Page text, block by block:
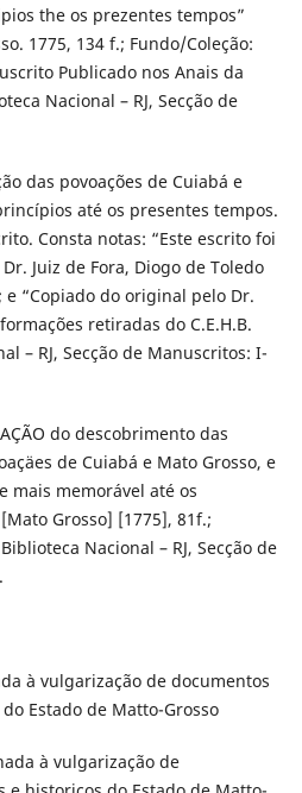
the os prezentes tempos”
1775, 134 f.; Fundo/Coleção:
Publicado nos Anais da
Nacional – RJ, Secção de
das povoações de Cuiabá e
até os presentes tempos.
Consta notas: “Este escrito foi
Juiz de Fora, Diogo de Toledo
e “Copiado do original pelo Dr.
retiradas do C.E.H.B.
– RJ, Secção de Manuscritos: I-
do descobrimento das
de Cuiabá e Mato Grosso, e
mais memorável até os
Grosso] [1775], 81f.;
Nacional – RJ, Secção de
à vulgarização de documentos
Estado de Matto-Grosso
à vulgarização de